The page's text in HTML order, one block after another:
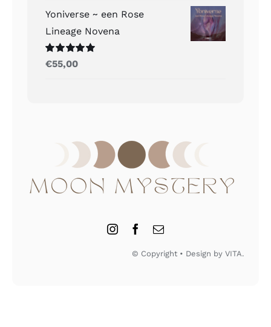
Yoniverse ~ een Rose
Lineage Novena
Gewaardeerd
uit 5
€55,00
© Copyright • Design by VITA.